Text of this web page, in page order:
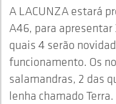
A LACUNZA estará
A46, para
quais 4 serão
funcionamento. Os
salamandras, 2 das
lenha chamado